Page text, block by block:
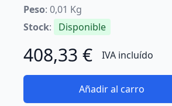
Peso: 0,01 Kg
Stock: Disponible
408,33 € IVA incluído
Añadir al carro